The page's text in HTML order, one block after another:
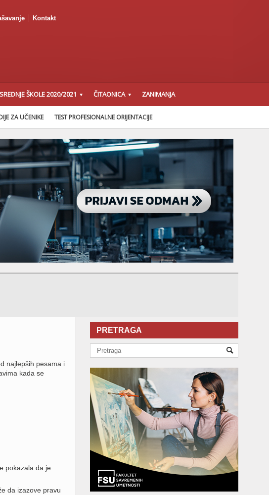
Kontakt
ŠKOLE 2020/2021 ČITAONICA ZANIMANJA
ZA UČENIKE TEST PROFESIONALNE ORIJENTACIJE
najlepših pesama i
kada se
pokazala da je
da izazove pravu
PRETRAGA